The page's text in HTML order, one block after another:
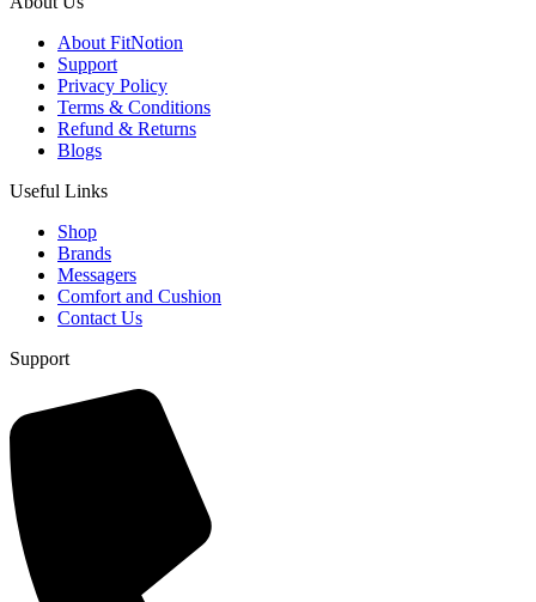
About FitNotion
Support
Privacy Policy
Terms & Conditions
Refund & Returns
Blogs
Useful Links
Shop
Brands
Messagers
Comfort and Cushion
Contact Us
Support